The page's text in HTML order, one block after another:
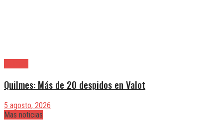
Quilmes: Más de 20 despidos en Valot
5 agosto, 2026
Mas noticias